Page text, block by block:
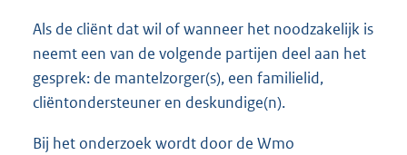
Als de cliënt dat wil of wanneer het noodzakelijk is
neemt een van de volgende partijen deel aan het
gesprek: de mantelzorger(s), een familielid,
cliëntondersteuner en deskundige(n).
Bij het onderzoek wordt door de Wmo